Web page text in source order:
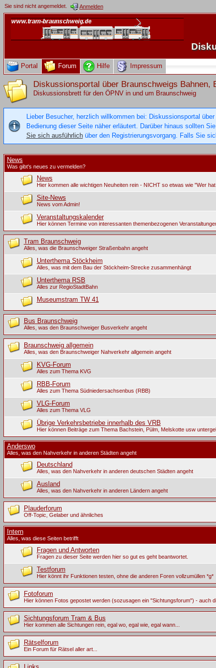
Sie sind nicht angemeldet. Anmelden
Portal Forum Hilfe Impressum
Diskussionsportal über Braunschweigs Bahnen,
Diskussionsbrett für den ÖPNV in und um Braunschweig
Lieber Besucher, herzlich willkommen bei: Diskussionsportal
Bedienung dieser Seite näher erläutert. Darüber hinaus sollten
Sie sich ausführlichüber den Registrierungsvorgang. Falls Sie
News
Was gibt's neues zu vermelden?
News
Hier kommen alle wichtigen Neuheiten rein - NICHT so etwas wie "Wer
Site-News
News vom Admin!
Veranstaltungskalender
Hier können Termine von interessanten themenbezogenen
Tram Braunschweig
Alles, was die Braunschweiger Straßenbahn angeht
Unterthema Stöckheim
Alles, was mit dem Bau der Stöckheim-Strecke zusammenhängt
Unterthema RSB
Alles zur RegioStadtBahn
Museumstram TW 41
Bus Braunschweig
Alles, was den Braunschweiger Busverkehr angeht
Braunschweig allgemein
Alles, was den Braunschweiger Nahverkehr allgemein angeht
KVG-Forum
Alles zum Thema KVG
RBB-Forum
Alles zum Thema Südniedersachsenbus (RBB)
VLG-Forum
Alles zum Thema VLG
Übrige Verkehrsbetriebe innerhalb des VRB
Hier können Beiträge zum Thema Bachstein, Pülm, Melskotte usw
Anderswo
Alles, was den Nahverkehr in anderen Städten angeht
Deutschland
Alles, was den Nahverkehr in anderen deutschen Städten angeht
Ausland
Alles, was den Nahverkehr in anderen Ländern angeht
Plauderforum
Off-Topic, Gelaber und ähnliches
Intern
Alles, was diese Seiten betrifft
Fragen und Antworten
Fragen zu dieser Seite werden hier so gut es geht beantwortet.
Testforum
Hier könnt ihr Funktionen testen, ohne die anderen Foren vollzumüllen *g*
Fotoforum
Hier können Fotos gepostet werden (sozusagen ein "Sichtungsforum") - auch
Sichtungsforum Tram & Bus
Hier kommen alle Sichtungen rein, egal wo, egal wie, egal wann...
Rätselforum
Ein Forum für Rätsel aller art...